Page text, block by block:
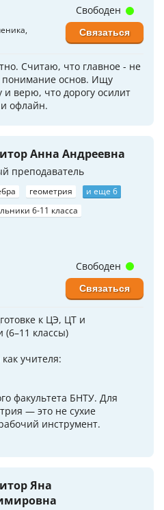
Считаю, что главное - не
понимание основ. Ищу
и верю, что дорогу осилит
офлайн.
Свободен
Связаться
Анна Андреевна
преподаватель
геометрия
и еще 6
6-11 класса
к ЦЭ, ЦТ и
классы)
учителя:
факультета БНТУ. Для
— это не сухие
инструмент.
Свободен
Связаться
Яна